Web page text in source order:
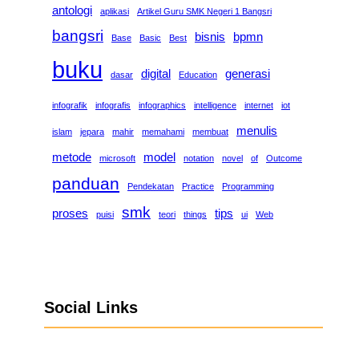
antologi aplikasi Artikel Guru SMK Negeri 1 Bangsri
bangsri Base Basic Best bisnis bpmn
buku dasar digital Education generasi
infografik infografis infographics intelligence internet iot
islam jepara mahir memahami membuat
menulis
metode
microsoft model notation novel of Outcome
panduan Pendekatan Practice Programming
proses puisi smk teori things tips ui Web
Social Links